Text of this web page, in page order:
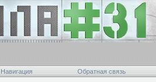
Навигация Обратная связь